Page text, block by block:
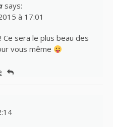
says:
à 17:01
Ce sera le plus beau des
vous même